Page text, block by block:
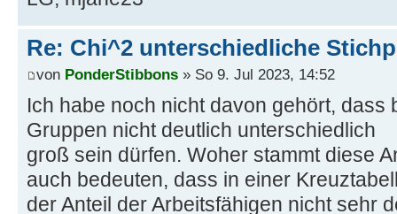
Re: Chi^2 unterschiedliche
von PonderStibbons » So 9. Jul 2023, 14:52
Ich habe noch nicht davon gehört, dass
Gruppen nicht deutlich unterschiedlich
groß sein dürfen. Woher stammt diese
auch bedeuten, dass in einer
der Anteil der Arbeitsfähigen nicht sehr